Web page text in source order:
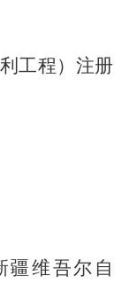
工程）注册
疆维吾尔自